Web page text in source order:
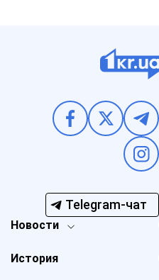
Telegram-чат
Новости
История